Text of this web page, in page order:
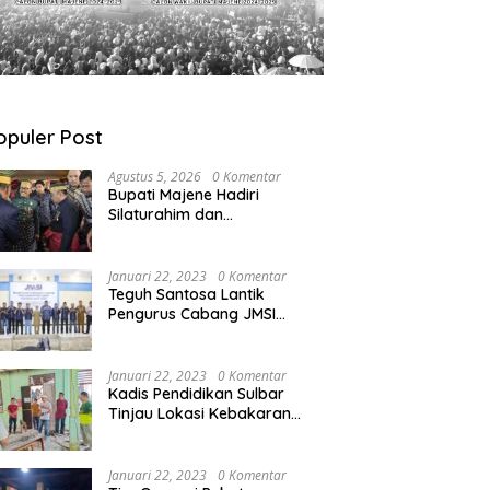
Post
Agustus 5, 2026 0 Komentar
Bupati Majene Hadiri
Silaturahim dan
Polewali Mandar
Januari 22, 2023 0 Komentar
Teguh Santosa Lantik
Pengurus Cabang JMSI
Januari 22, 2023 0 Komentar
Kadis Pendidikan Sulbar
Tinjau Lokasi Kebakaran
Januari 22, 2023 0 Komentar